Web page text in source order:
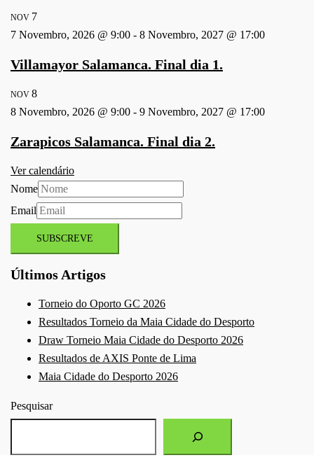
NOV 7
7 Novembro, 2026 @ 9:00 - 8 Novembro, 2027 @ 17:00
Villamayor Salamanca. Final dia 1.
NOV 8
8 Novembro, 2026 @ 9:00 - 9 Novembro, 2027 @ 17:00
Zarapicos Salamanca. Final dia 2.
Ver calendário
Nome
Email
Últimos Artigos
Torneio do Oporto GC 2026
Resultados Torneio da Maia Cidade do Desporto
Draw Torneio Maia Cidade do Desporto 2026
Resultados de AXIS Ponte de Lima
Maia Cidade do Desporto 2026
Pesquisar